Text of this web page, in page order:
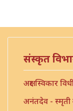
संस्कृत
अक्षर स्विकार
अनंतदेव -